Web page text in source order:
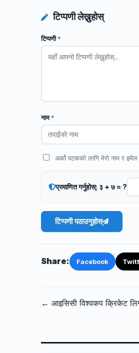
टिप्पणी लेख्नुहोस्
टिप्पणी*
नाम*
अर्को पटकको लागि मेरो नाम र इमेल
प्रमाणित गर्नुहोस्: ३ + ७ = ?
टिप्पणी पठाउनुहोस्
Share: Facebook
← आइसिसी विश्वकप क्रिकेट